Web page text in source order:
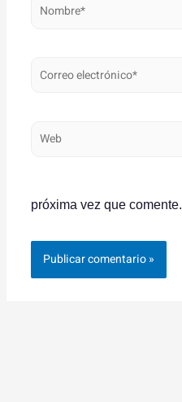
Nombre*
Correo
Web
próxima vez que comente.